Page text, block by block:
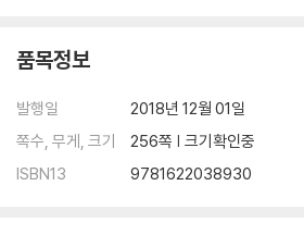
품목정보
발행일
2018년 12월 01일
쪽수, 무게, 크기
256쪽 | 크기확인중
ISBN13
9781622038930